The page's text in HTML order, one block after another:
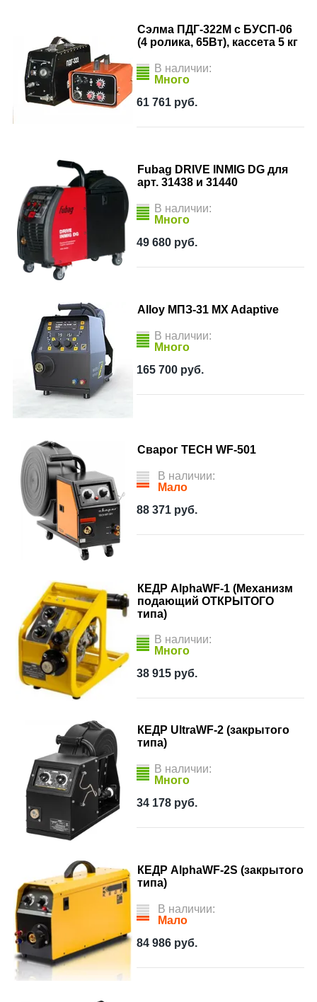
Сэлма ПДГ-322М с БУСП-06
(4 ролика, 65Вт), кассета 5 кг
В наличии:
Много
61 761 руб.
Fubag DRIVE INMIG DG для
арт. 31438 и 31440
В наличии:
Много
49 680 руб.
Alloy МПЗ-31 MX Adaptive
В наличии:
Много
165 700 руб.
Сварог TECH WF-501
В наличии:
Мало
88 371 руб.
КЕДР AlphaWF-1 (Механизм
подающий ОТКРЫТОГО
типа)
В наличии:
Много
38 915 руб.
КЕДР UltraWF-2 (закрытого
типа)
В наличии:
Много
34 178 руб.
КЕДР AlphaWF-2S (закрытого
типа)
В наличии:
Мало
84 986 руб.